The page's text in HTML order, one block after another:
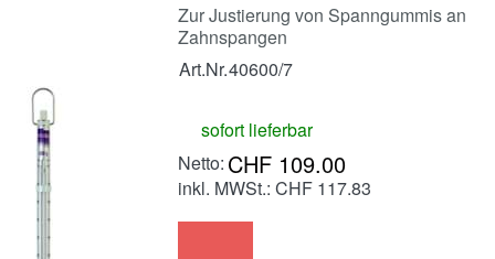
Zur Justierung von Spanngummis an
Zahnspangen
Art.Nr.40600/7
sofort lieferbar
CHF 109.00
inkl. MWSt.: CHF 117.83